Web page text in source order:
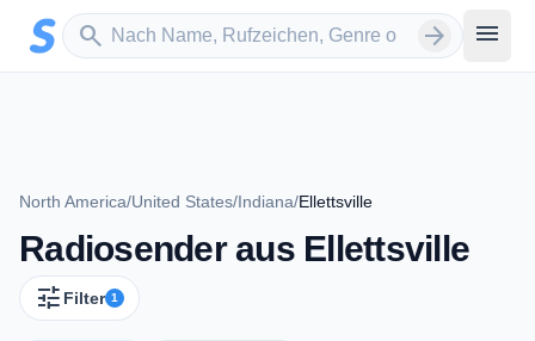
Zum Hauptinhalt springen
search
Sender suchen arrow_forward menu
North America/United States/Indiana/Ellettsville
Radiosender aus Ellettsville
tune Filter 1